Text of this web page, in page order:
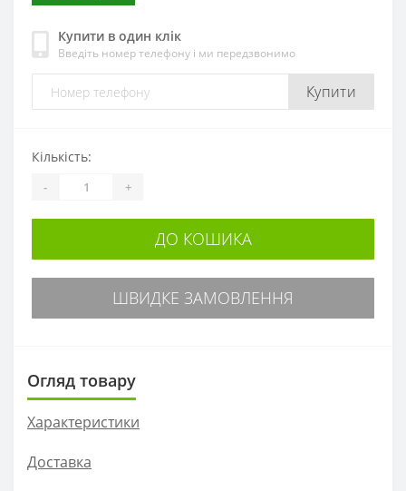
Купити в один клік
Введіть номер телефону і ми передзвонимо
Купити
Кількість:
- +
ДО КОШИКА
ШВИДКЕ ЗАМОВЛЕННЯ
Огляд товару
Характеристики
Доставка